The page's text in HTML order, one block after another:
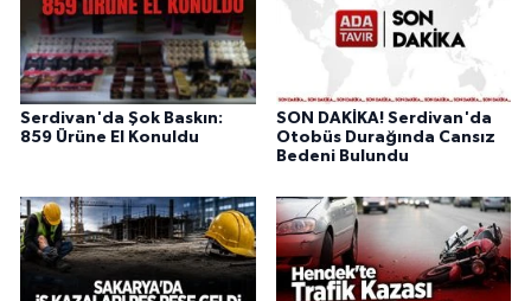
Serdivan'da Şok Baskın:
859 Ürüne El Konuldu
SON DAKİKA! Serdivan'da
Otobüs Durağında Cansız
Bedeni Bulundu